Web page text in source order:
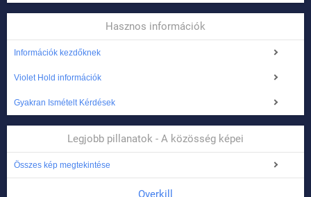
Hasznos információk
Információk kezdőknek
Violet Hold információk
Gyakran Ismételt Kérdések
Legjobb pillanatok - A közösség képei
Összes kép megtekintése
Overkill